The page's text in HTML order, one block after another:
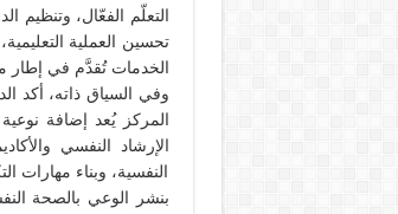
التعلّم الفعّال، وتنظيم
تحسين العملية
الخدمات تُقدَّم في إطار من
وفي السياق ذاته، أكد
المركز يُعد إضافة
الإرشاد النفسي
النفسية، وبناء مهارات
بنشر الوعي بالصحة